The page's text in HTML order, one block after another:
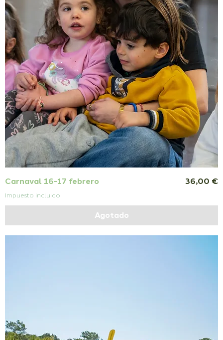
Carnaval 16-17 febrero Precio
36,00 €
Impuesto incluido
Agotado